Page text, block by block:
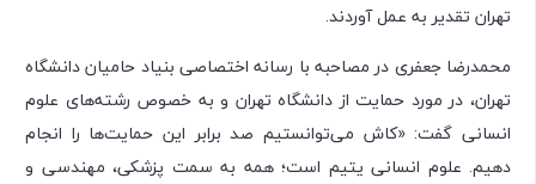
تهران تقدیر به عمل آوردند.
محمدرضا جعفری در مصاحبه با رسانه اختصاصی بنیاد حامیان دانشگاه
تهران، در مورد حمایت از دانشگاه تهران و به خصوص رشته‌های علوم
انسانی گفت: «کاش می‌توانستیم صد برابر این حمایت‌ها را انجام
دهیم. علوم انسانی یتیم است؛ همه به سمت پزشکی، مهندسی و